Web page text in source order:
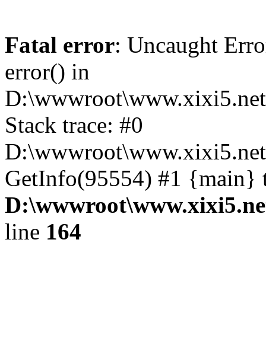
Fatal error: Uncaught
error() in
Stack trace: #0
GetInfo(95554) #1 {main}
line 164